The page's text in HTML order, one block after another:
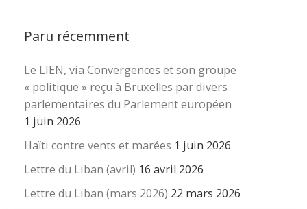
Paru récemment
Le LIEN, via Convergences et son groupe
« politique » reçu à Bruxelles par divers
parlementaires du Parlement européen
1 juin 2026
Haïti contre vents et marées 1 juin 2026
Lettre du Liban (avril) 16 avril 2026
Lettre du Liban (mars 2026) 22 mars 2026